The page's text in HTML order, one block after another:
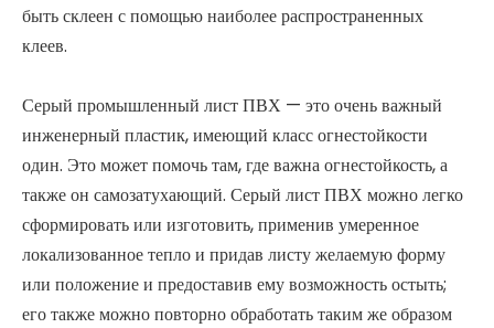
быть склеен с помощью наиболее распространенных
клеев.
Серый промышленный лист ПВХ — это очень важный
инженерный пластик, имеющий класс огнестойкости
один. Это может помочь там, где важна огнестойкость, а
также он самозатухающий. Серый лист ПВХ можно легко
сформировать или изготовить, применив умеренное
локализованное тепло и придав листу желаемую форму
или положение и предоставив ему возможность остыть;
его также можно повторно обработать таким же образом